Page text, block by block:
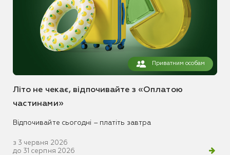
Приватним особам
Літо не чекає, відпочивайте з «Оплатою
частинами»
Відпочивайте сьогодні – платіть завтра
з 3 червня 2026
до 31 серпня 2026